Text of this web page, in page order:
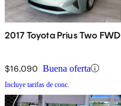
2017 Toyota Prius Two FWD
$16,090 Buena oferta
Incluye tarifas de conc.